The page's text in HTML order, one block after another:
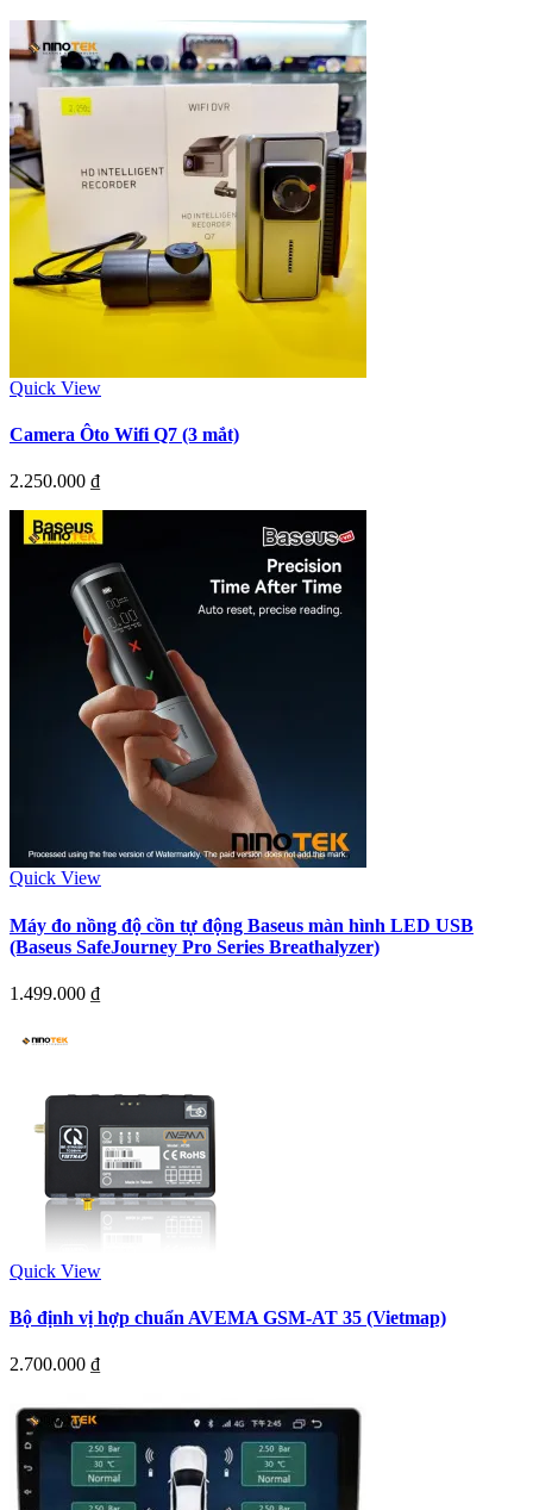
Quick View
Camera Ôto Wifi Q7 (3 mắt)
2.250.000 ₫
Quick View
Máy đo nồng độ cồn tự động Baseus màn hình LED USB
(Baseus SafeJourney Pro Series Breathalyzer)
1.499.000 ₫
Quick View
Bộ định vị hợp chuẩn AVEMA GSM-AT 35 (Vietmap)
2.700.000 ₫